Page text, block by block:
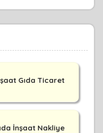
Gıda Ticaret
İnşaat Nakliye